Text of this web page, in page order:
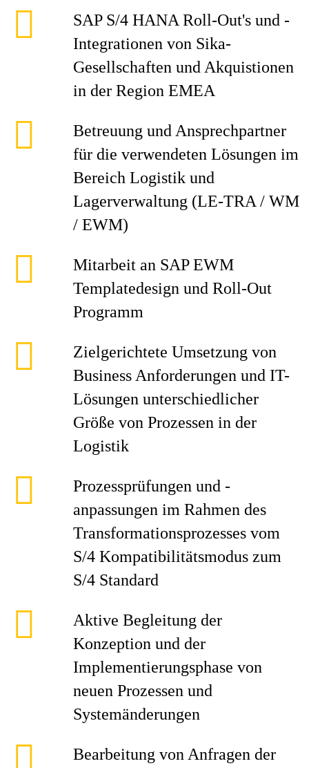
SAP S/4 HANA Roll-Out's und -
Integrationen von Sika-
Gesellschaften und Akquistionen
in der Region EMEA
Betreuung und Ansprechpartner
für die verwendeten Lösungen im
Bereich Logistik und
Lagerverwaltung (LE-TRA / WM
/ EWM)
Mitarbeit an SAP EWM
Templatedesign und Roll-Out
Programm
Zielgerichtete Umsetzung von
Business Anforderungen und IT-
Lösungen unterschiedlicher
Größe von Prozessen in der
Logistik
Prozessprüfungen und -
anpassungen im Rahmen des
Transformationsprozesses vom
S/4 Kompatibilitätsmodus zum
S/4 Standard
Aktive Begleitung der
Konzeption und der
Implementierungsphase von
neuen Prozessen und
Systemänderungen
Bearbeitung von Anfragen der